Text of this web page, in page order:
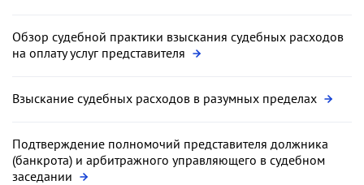
Обзор судебной практики взыскания судебных расходов
на оплату услуг представителя
Взыскание судебных расходов в разумных пределах
Подтверждение полномочий представителя должника
(банкрота) и арбитражного управляющего в судебном
заседании